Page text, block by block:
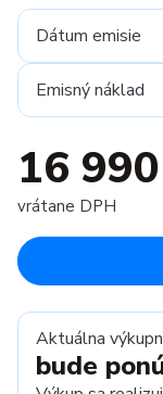
Dátum emisie
Emisný náklad
16
vrátane DPH
Aktuálna
bude